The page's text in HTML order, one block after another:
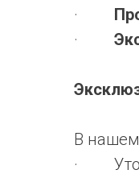
·
·
В нашем
·